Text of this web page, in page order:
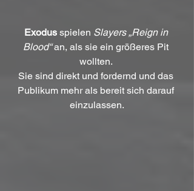
Exodus spielen Slayers „Reign in
Blood“ an, als sie ein größeres Pit
wollten.
Sie sind direkt und fordernd und das
Publikum mehr als bereit sich darauf
einzulassen.